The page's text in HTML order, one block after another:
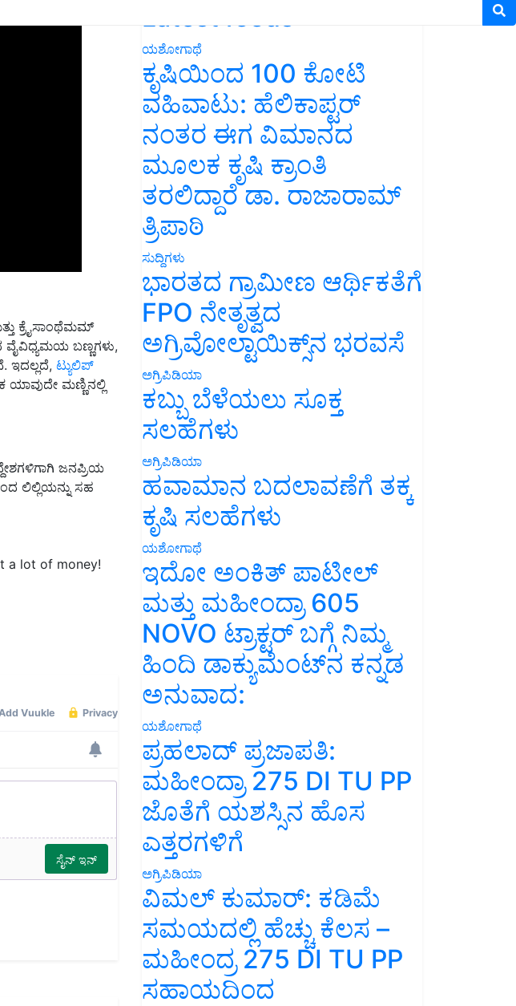
ಬಣ್ಣಗಳು,
ಇದಲ್ಲದೆ,ಟ್ಯುಲಿಪ್
ಮಣ್ಣಿನಲ್ಲಿ
ಜನಪ್ರಿಯ
ಲಿಲ್ಲಿಯನ್ನು ಸಹ
lot of money!
Latest feeds
ಯಶೋಗಾಥೆ
ಕೃಷಿಯಿಂದ 100 ಕೋಟಿ
ವಹಿವಾಟು: ಹೆಲಿಕಾಪ್ಟರ್
ನಂತರ ಈಗ ವಿಮಾನದ
ಮೂಲಕ ಕೃಷಿ ಕ್ರಾಂತಿ
ತರಲಿದ್ದಾರೆ ಡಾ. ರಾಜಾರಾಮ್
ತ್ರಿಪಾಠಿ
ಸುದ್ದಿಗಳು
ಭಾರತದ ಗ್ರಾಮೀಣ ಆರ್ಥಿಕತೆಗೆ
FPO ನೇತೃತ್ವದ
ಅಗ್ರಿವೋಲ್ಟಾಯಿಕ್ಸ್‌ನ ಭರವಸೆ
ಅಗ್ರಿಪಿಡಿಯಾ
ಕಬ್ಬು ಬೆಳೆಯಲು ಸೂಕ್ತ
ಸಲಹೆಗಳು
ಅಗ್ರಿಪಿಡಿಯಾ
ಹವಾಮಾನ ಬದಲಾವಣೆಗೆ ತಕ್ಕ
ಕೃಷಿ ಸಲಹೆಗಳು
ಯಶೋಗಾಥೆ
ಇದೋ ಅಂಕಿತ್ ಪಾಟೀಲ್
ಮತ್ತು ಮಹೀಂದ್ರಾ 605
NOVO ಟ್ರಾಕ್ಟರ್ ಬಗ್ಗೆ ನಿಮ್ಮ
ಹಿಂದಿ ಡಾಕ್ಯುಮೆಂಟ್‌ನ ಕನ್ನಡ
ಅನುವಾದ:
ಯಶೋಗಾಥೆ
ಪ್ರಹಲಾದ್ ಪ್ರಜಾಪತಿ:
ಮಹೀಂದ್ರಾ 275 DI TU PP
ಜೊತೆಗೆ ಯಶಸ್ಸಿನ ಹೊಸ
ಎತ್ತರಗಳಿಗೆ
ಅಗ್ರಿಪಿಡಿಯಾ
ವಿಮಲ್ ಕುಮಾರ್: ಕಡಿಮೆ
ಸಮಯದಲ್ಲಿ ಹೆಚ್ಚು ಕೆಲಸ –
ಮಹೀಂದ್ರ 275 DI TU PP
ಸಹಾಯದಿಂದ